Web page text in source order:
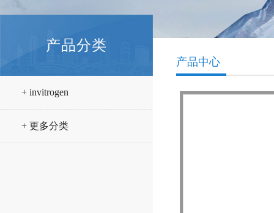
产品分类
+ invitrogen
+ 更多分类
产品中心